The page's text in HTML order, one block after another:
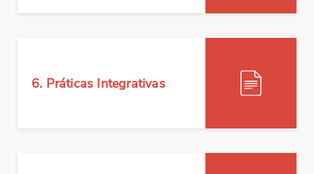
BAIXAR
6. Práticas Integrativas